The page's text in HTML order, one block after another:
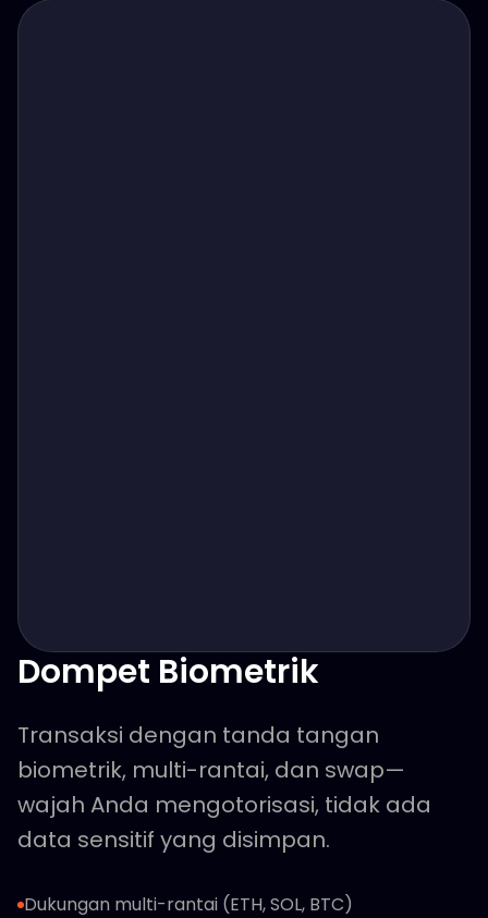
Dompet Biometrik
Transaksi dengan tanda tangan
biometrik, multi-rantai, dan swap—
wajah Anda mengotorisasi, tidak ada
data sensitif yang disimpan.
Dukungan multi-rantai (ETH, SOL, BTC)